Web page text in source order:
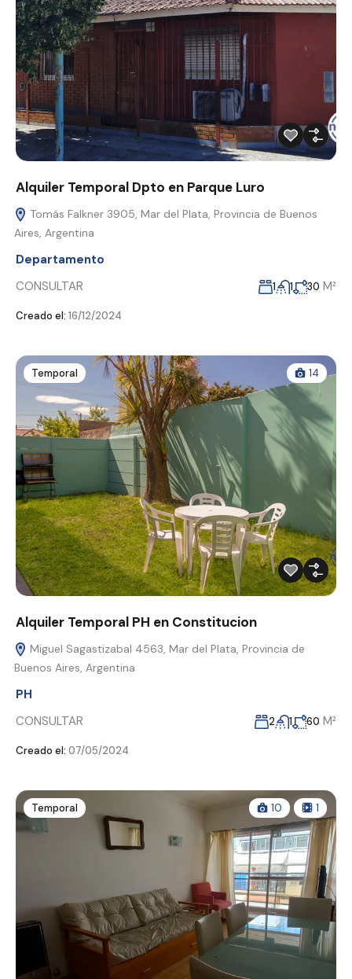
Alquiler Temporal Dpto en Parque Luro
Tomás Falkner 3905, Mar del Plata, Provincia de Buenos
Aires, Argentina
Departamento
CONSULTAR
1 1 30 M²
Creado el: 16/12/2024
Temporal 14
Alquiler Temporal PH en Constitucion
Miguel Sagastizabal 4563, Mar del Plata, Provincia de
Buenos Aires, Argentina
PH
CONSULTAR
2 1 60 M²
Creado el: 07/05/2024
Temporal 10 1